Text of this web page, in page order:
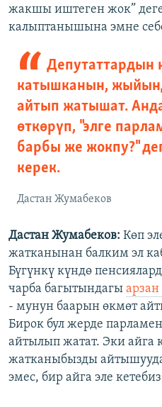
жакшы иштеген жок”
калыптанышына эмне
Депутаттардын
катышканын,
айтып жатышат.
өткөрүп, "элге
барбы же жокпу?"
керек.
Дастан Жумабеков
Дастан Жумабеков: Көп
жатканынан балким эл
Бүгүнкү күндө
чарба багытындагы
- мунун баарын өкмөт
Бирок бул жерде
айтылып жатат. Эки айга
жатканыбызды
эмес, бир айга эле